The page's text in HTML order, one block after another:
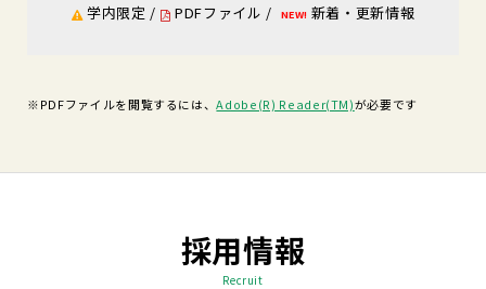
学内限定 / PDFファイル / NEW! 新着・更新情報
※PDFファイルを閲覧するには、Adobe(R) Reader(TM)が必要です
採用情報
Recruit